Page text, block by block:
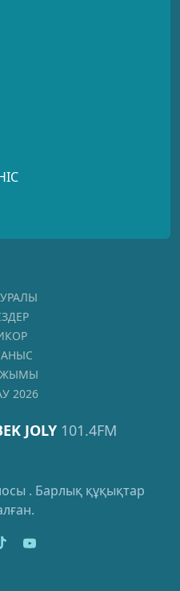
2026
JOLY 101.4FM
. Барлық құқықтар